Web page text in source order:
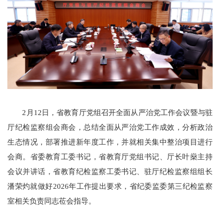
2月12日，省教育厅党组召开全面从严治党工作会议暨与驻
厅纪检监察组会商会，总结全面从严治党工作成效，分析政治
生态情况，部署推进新年度工作，并就相关集中整治项目进行
会商。省委教育工委书记，省教育厅党组书记、厅长叶燊主持
会议并讲话，省教育纪检监察工委书记、驻厅纪检监察组组长
潘荣灼就做好2026年工作提出要求，省纪委监委第三纪检监察
室相关负责同志莅会指导。